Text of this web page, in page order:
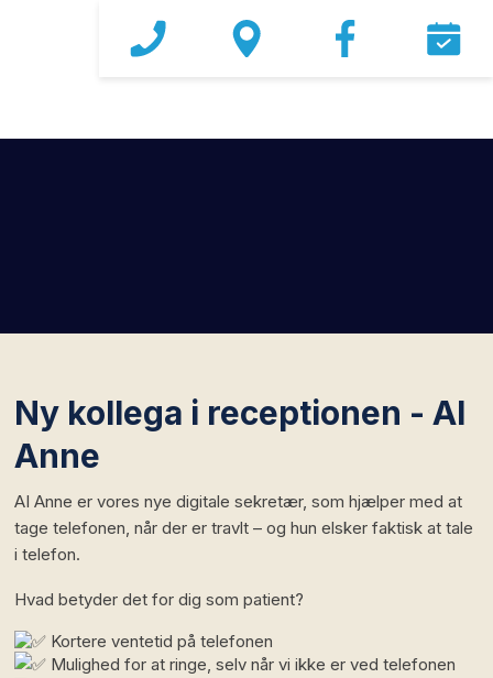
Ny kollega i receptionen - AI
Anne
AI Anne er vores nye digitale sekretær, som hjælper med at
tage telefonen, når der er travlt – og hun elsker faktisk at tale
i telefon.
​Hvad betyder det for dig som patient?
Kortere ventetid på telefonen
Mulighed for at ringe, selv når vi ikke er ved telefonen